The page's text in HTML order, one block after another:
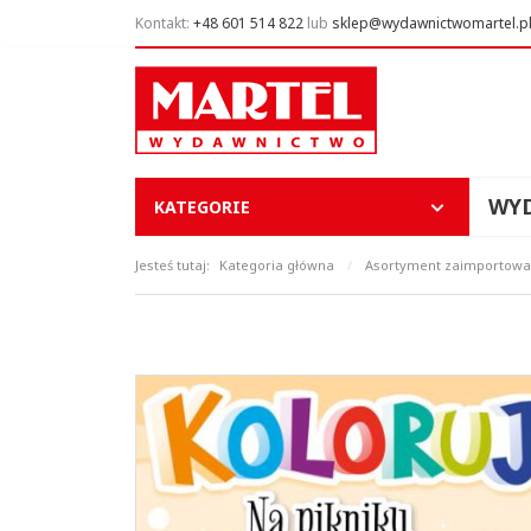
Kontakt: +48 601 514 822 lub sklep@wydawnictwomartel.pl
KATEGORIE
Jesteś tutaj: Kategoria główna / Asortyment